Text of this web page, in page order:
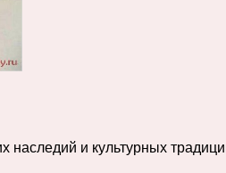
наследий и культурных